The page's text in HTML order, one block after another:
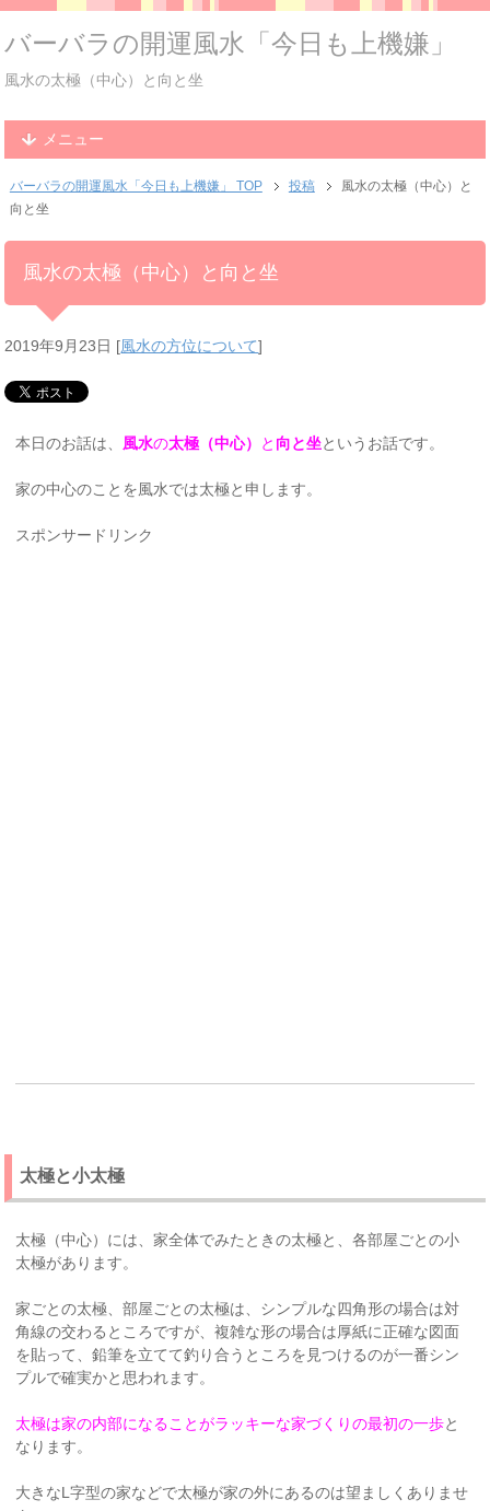
バーバラの開運風水「今日も上機嫌」
風水の太極（中心）と向と坐
メニュー
バーバラの開運風水「今日も上機嫌」 TOP 投稿
風水の太極（中心）と
向と坐
風水の太極（中心）と向と坐
2019年9月23日 [風水の方位について]
本日のお話は、 風水の太極（中心） と 向と坐というお話です。
家の中心のことを風水では太極と申します。
スポンサードリンク
太極と小太極
太極（中心）には、家全体でみたときの太極と、各部屋ごとの小
太極があります。
家ごとの太極、部屋ごとの太極は、シンプルな四角形の場合は対
角線の交わるところですが、複雑な形の場合は厚紙に正確な図面
を貼って、鉛筆を立てて釣り合うところを見つけるのが一番シン
プルで確実かと思われます。
太極は家の内部になることがラッキーな家づくりの最初の一歩と
なります。
大きなL字型の家などで太極が家の外にあるのは望ましくありませ